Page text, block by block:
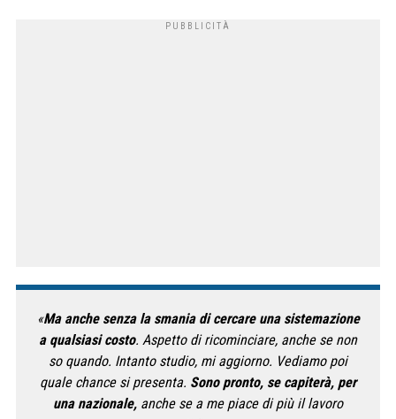
«Ma anche senza la smania di cercare una sistemazione
a qualsiasi costo. Aspetto di ricominciare, anche se non
so quando. Intanto studio, mi aggiorno. Vediamo poi
quale chance si presenta. Sono pronto, se capiterà, per
una nazionale, anche se a me piace di più il lavoro